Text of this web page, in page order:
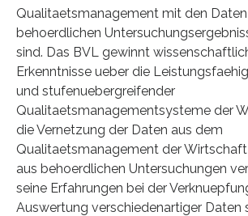
Qualitaetsmanagement mit den
behoerdlichen
sind. Das BVL gewinnt
Erkenntnisse ueber die
und stufenuebergreifender
Qualitaetsmanagementsysteme der
die Vernetzung der Daten aus dem
Qualitaetsmanagement der
aus behoerdlichen Untersuchungen
seine Erfahrungen bei der
Auswertung verschiedenartiger Daten